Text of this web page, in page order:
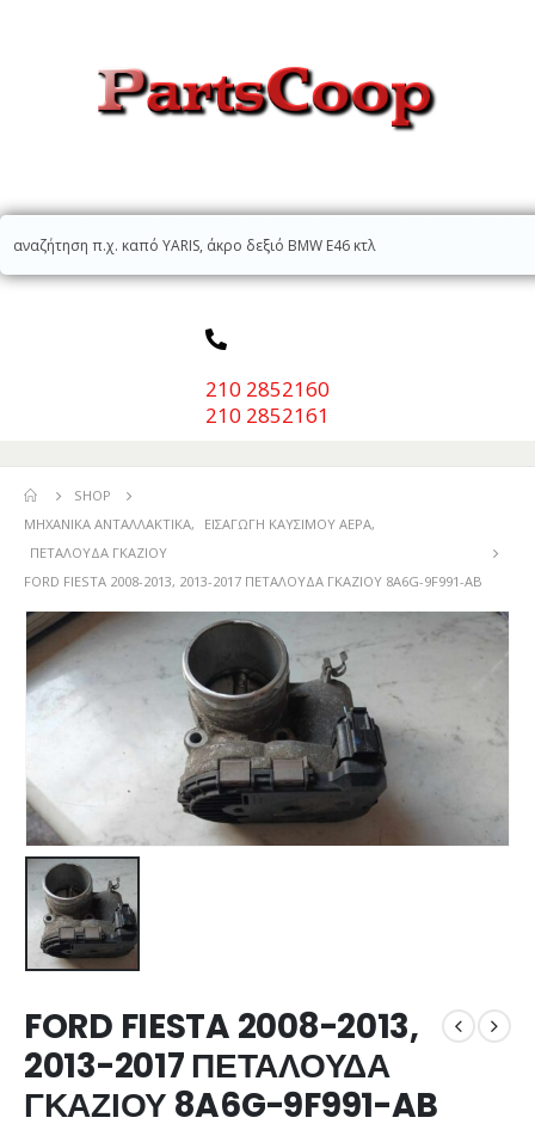
210 2852160
210 2852161
SHOP
ΜΗΧΑΝΙΚΆ ΑΝΤΑΛΛΑΚΤΙΚΆ, ΕΙΣΑΓΩΓΉ ΚΑΥΣΊΜΟΥ ΑΈΡΑ,
ΠΕΤΑΛΟΎΔΑ ΓΚΑΖΙΟΎ
FORD FIESTA 2008-2013, 2013-2017 ΠΕΤΑΛΟΥΔΑ ΓΚΑΖΙΟΥ 8A6G-9F991-AB
FORD FIESTA 2008-2013,
2013-2017 ΠΕΤΑΛΟΥΔΑ
ΓΚΑΖΙΟΥ 8A6G-9F991-AB